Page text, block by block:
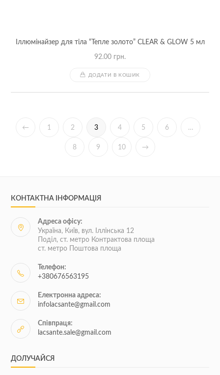
Іллюмінайзер для тіла “Тепле золото” CLEAR & GLOW 5 мл
92.00 грн.
ДОДАТИ В КОШИК
← 1 2 3 4 5 6 …
8 9 10 →
КОНТАКТНА ІНФОРМАЦІЯ
Адреса офісу:
Україна, Київ, вул. Іллінська 12
Поділ, ст. метро Контрактова площа
ст. метро Поштова площа
Телефон:
+380676563195
Електронна адреса:
infolacsante@gmail.com
Співпраця:
lacsante.sale@gmail.com
ДОЛУЧАЙСЯ